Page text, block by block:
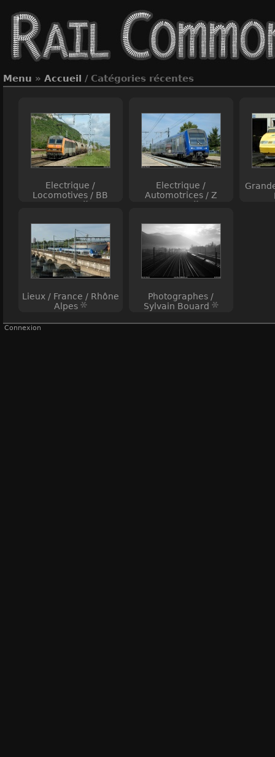
Menu » Accueil / Catégories récentes
Electrique /
Locomotives / BB
Electrique /
Automotrices / Z
Lieux / France / Rhône
Alpes
Photographes /
Sylvain Bouard
Connexion